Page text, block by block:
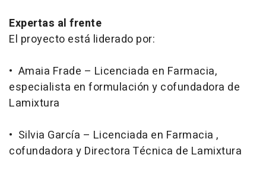
Expertas al frente
El proyecto está liderado por:
• Amaia Frade – Licenciada en Farmacia,
especialista en formulación y cofundadora de
Lamixtura
• Silvia García – Licenciada en Farmacia ,
cofundadora y Directora Técnica de Lamixtura